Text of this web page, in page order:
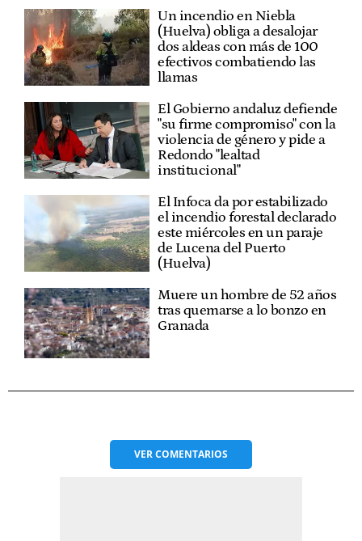
Un incendio en Niebla
(Huelva) obliga a desalojar
dos aldeas con más de 100
efectivos combatiendo las
llamas
El Gobierno andaluz defiende
"su firme compromiso" con la
violencia de género y pide a
Redondo "lealtad
institucional"
El Infoca da por estabilizado
el incendio forestal declarado
este miércoles en un paraje
de Lucena del Puerto
(Huelva)
Muere un hombre de 52 años
tras quemarse a lo bonzo en
Granada
VERCOMENTARIOS